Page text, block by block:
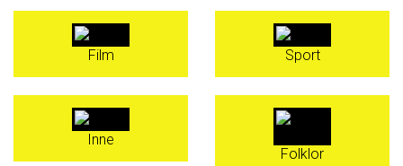
Film Sport
Inne
Folklor